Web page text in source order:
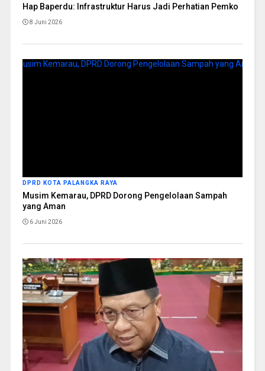
Hap Baperdu: Infrastruktur Harus Jadi Perhatian Pemko
8 Juni 2026
DPRD KOTA PALANGKA RAYA
Musim Kemarau, DPRD Dorong Pengelolaan Sampah
yang Aman
6 Juni 2026